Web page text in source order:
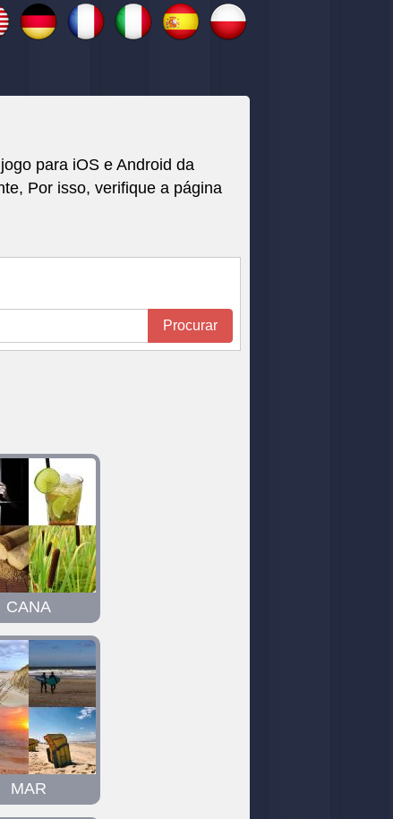
para iOS e Android da
Por isso, verifique a página
Procurar
CANA
MAR